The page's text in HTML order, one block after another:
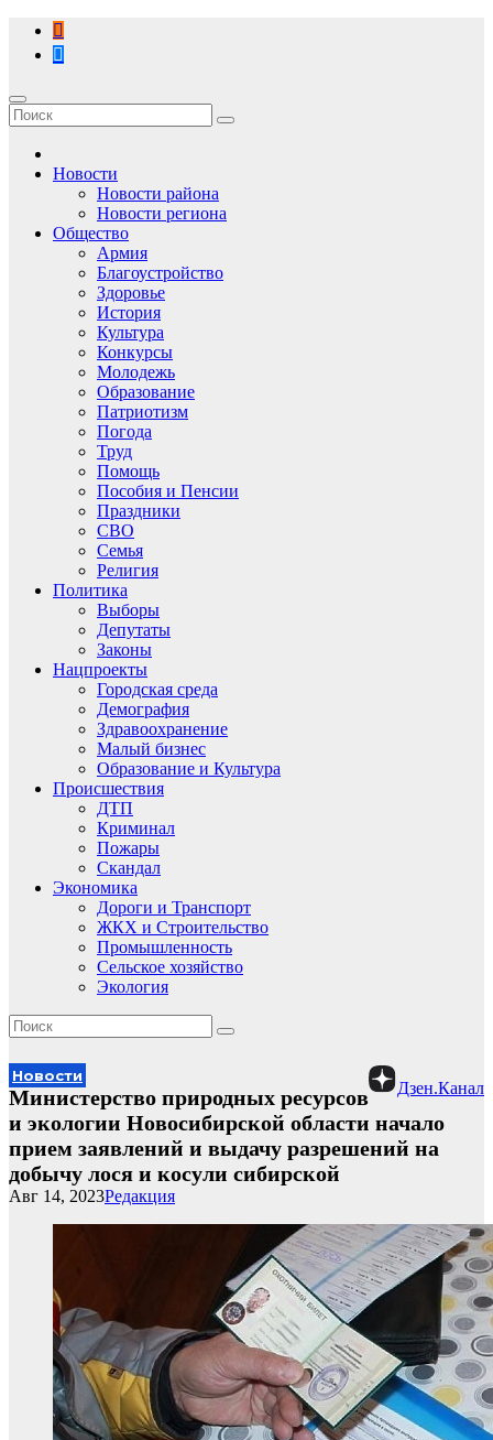
Перейти
содержимому
Новости
Новости района
Новости региона
Общество
Армия
Благоустройство
Здоровье
История
Культура
Конкурсы
Молодежь
Образование
Патриотизм
Погода
Труд
Помощь
Пособия и Пенсии
Праздники
СВО
Семья
Религия
Политика
Выборы
Депутаты
Законы
Нацпроекты
Городская среда
Демография
Здравоохранение
Малый бизнес
Образование и Культура
Происшествия
ДТП
Криминал
Пожары
Скандал
Экономика
Дороги и Транспорт
ЖКХ и Строительство
Промышленность
Сельское хозяйство
Экология
Новости
Дзен.Канал
Министерство природных ресурсов
и экологии Новосибирской области начало
прием заявлений и выдачу разрешений на
добычу лося и косули сибирской
Редакция
Авг 14, 2023